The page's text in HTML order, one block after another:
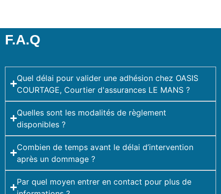
F.A.Q
Quel délai pour valider une adhésion chez OASIS
COURTAGE, Courtier d'assurances LE MANS ?
Quelles sont les modalités de règlement
disponibles ?
Combien de temps avant le délai d’intervention
après un dommage ?
Par quel moyen entrer en contact pour plus de